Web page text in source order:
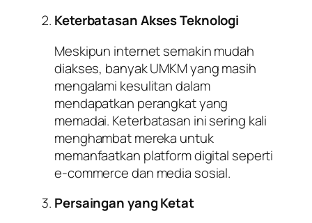
Keterbatasan Akses Teknologi
Meskipun internet semakin mudah
diakses, banyak UMKM yang masih
mengalami kesulitan dalam
mendapatkan perangkat yang
memadai. Keterbatasan ini sering kali
menghambat mereka untuk
memanfaatkan platform digital seperti
e-commerce dan media sosial.
Persaingan yang Ketat